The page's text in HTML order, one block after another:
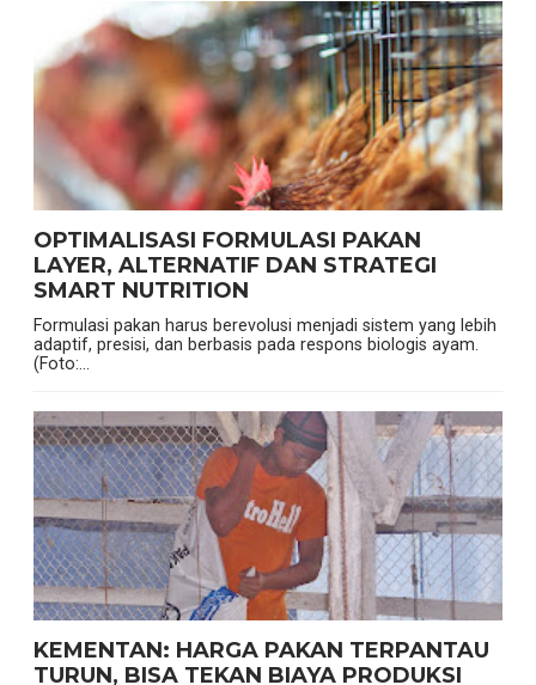
OPTIMALISASI FORMULASI PAKAN
LAYER, ALTERNATIF DAN STRATEGI
SMART NUTRITION
Formulasi pakan harus berevolusi menjadi sistem yang lebih
adaptif, presisi, dan berbasis pada respons biologis ayam.
(Foto:...
KEMENTAN: HARGA PAKAN TERPANTAU
TURUN, BISA TEKAN BIAYA PRODUKSI